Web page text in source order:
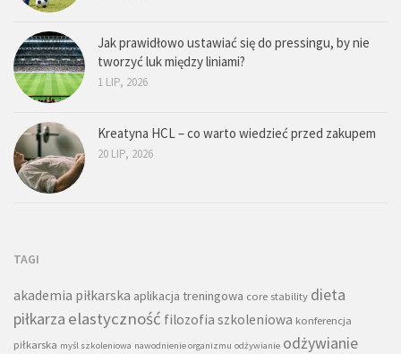
Jak prawidłowo ustawiać się do pressingu, by nie
tworzyć luk między liniami?
1 LIP, 2026
Kreatyna HCL – co warto wiedzieć przed zakupem
20 LIP, 2026
TAGI
akademia piłkarska aplikacja treningowa core stability dieta
piłkarza elastyczność filozofia szkoleniowa konferencja
piłkarska myśl szkoleniowa nawodnienie organizmu odżywianie odżywianie